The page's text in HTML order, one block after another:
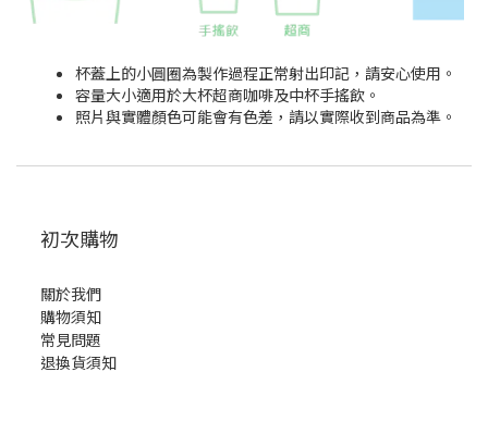
杯蓋上的小圓圈為製作過程正常射出印記，請安心使用。
容量大小適用於大杯超商咖啡及中杯手搖飲。
照片與實體顏色可能會有色差，請以實際收到商品為準。
初次購物
關於我們
購物須知
常見問題
退換貨須知